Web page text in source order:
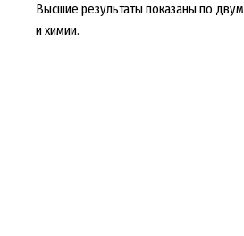
Высшие результаты показаны по
и химии.